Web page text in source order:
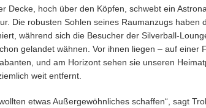
Decke, hoch über den Köpfen, schwebt ein
Die robusten Sohlen seines Raumanzugs haben
während sich die Besucher der Silverball-
gelandet wähnen. Vor ihnen liegen – auf einer
und am Horizont sehen sie unseren
weit entfernt.
wollten etwas Außergewöhnliches schaffen“, sagt